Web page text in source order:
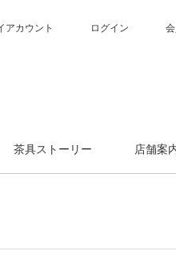
アカウント
ログイン
茶具ストーリー 店舗案